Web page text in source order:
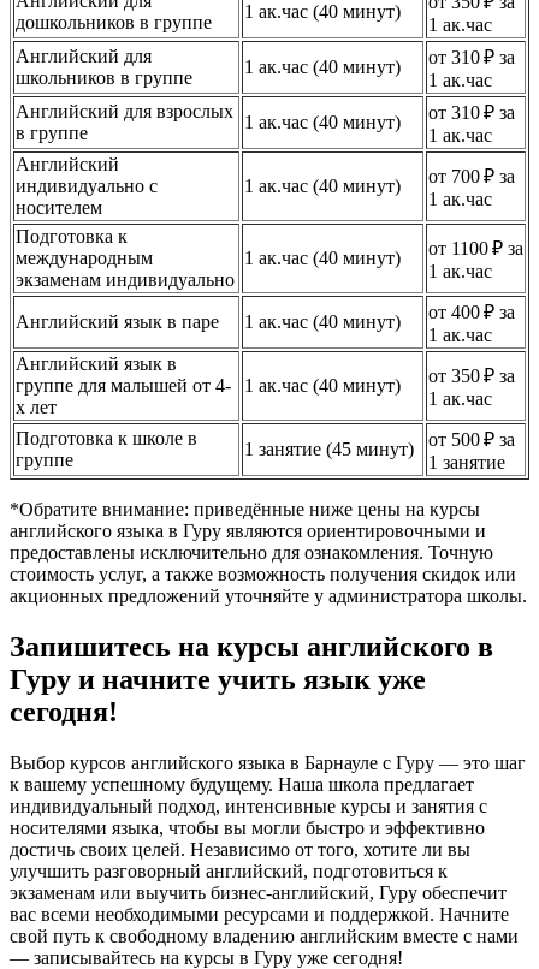
дошкольников в группе
1 ак.час (40 минут)
1 ак.час
Английский для
школьников в группе
1 ак.час (40 минут)
от 310 ₽ за
1 ак.час
Английский для взрослых
в группе
1 ак.час (40 минут)
от 310 ₽ за
1 ак.час
Английский
индивидуально с
носителем
1 ак.час (40 минут)
от 700 ₽ за
1 ак.час
Подготовка к
международным
экзаменам индивидуально
1 ак.час (40 минут)
от 1100 ₽ за
1 ак.час
Английский язык в паре 1 ак.час (40 минут)
от 400 ₽ за
1 ак.час
Английский язык в
группе для малышей от 4-
х лет
1 ак.час (40 минут)
от 350 ₽ за
1 ак.час
Подготовка к школе в
группе
1 занятие (45 минут)
от 500 ₽ за
1 занятие
*Обратите внимание: приведённые ниже цены на курсы
английского языка в Гуру являются ориентировочными и
предоставлены исключительно для ознакомления. Точную
стоимость услуг, а также возможность получения скидок или
акционных предложений уточняйте у администратора школы.
Запишитесь на курсы английского в
Гуру и начните учить язык уже
сегодня!
Выбор курсов английского языка в Барнауле с Гуру — это шаг
к вашему успешному будущему. Наша школа предлагает
индивидуальный подход, интенсивные курсы и занятия с
носителями языка, чтобы вы могли быстро и эффективно
достичь своих целей. Независимо от того, хотите ли вы
улучшить разговорный английский, подготовиться к
экзаменам или выучить бизнес-английский, Гуру обеспечит
вас всеми необходимыми ресурсами и поддержкой. Начните
свой путь к свободному владению английским вместе с нами
— записывайтесь на курсы в Гуру уже сегодня!